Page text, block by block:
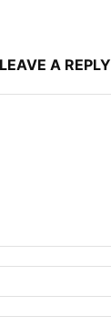
LEAVE A REPLY